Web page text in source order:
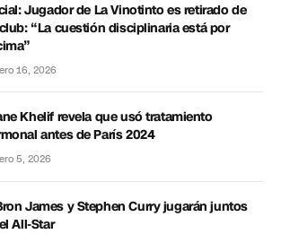
Jugador de La Vinotinto es retirado de
“La cuestión disciplinaria está por
16, 2026
Khelif revela que usó tratamiento
antes de París 2024
5, 2026
James y Stephen Curry jugarán juntos
All-Star